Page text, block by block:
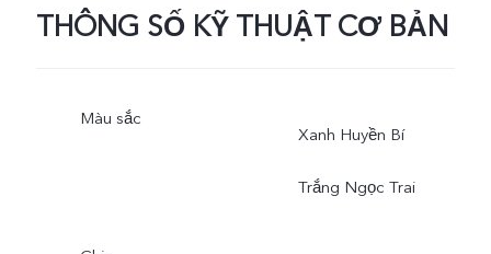
THÔNG SỐ KỸ THUẬT CƠ BẢN
Màu sắc
Xanh Huyền Bí
Trắng Ngọc Trai